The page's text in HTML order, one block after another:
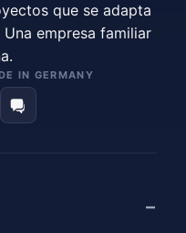
que se adapta
empresa familiar
IN GERMANY